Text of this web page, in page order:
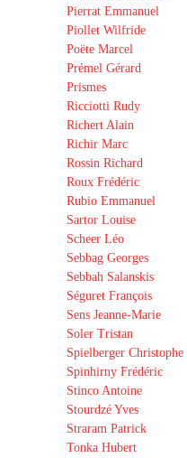
Pierrat Emmanuel
Piollet Wilfride
Poëte Marcel
Prémel Gérard
Prismes
Ricciotti Rudy
Richert Alain
Richir Marc
Rossin Richard
Roux Frédéric
Rubio Emmanuel
Sartor Louise
Scheer Léo
Sebbag Georges
Sebbah Salanskis
Séguret François
Sens Jeanne-Marie
Soler Tristan
Spielberger Christophe
Spinhirny Frédéric
Stinco Antoine
Stourdzé Yves
Straram Patrick
Tonka Hubert